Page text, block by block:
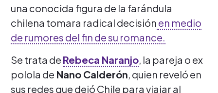
una conocida figura de la farándula
chilena tomara radical decisión en medio
de rumores del fin de su romance.
Se trata de Rebeca Naranjo, la pareja o ex
polola de Nano Calderón, quien reveló en
sus redes que dejó Chile para viajar al